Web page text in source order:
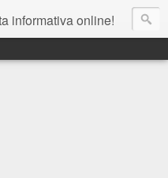
informativa online!